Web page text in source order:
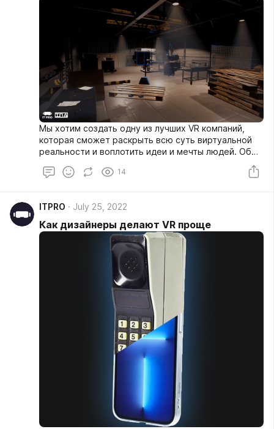
Мы хотим создать одну из лучших VR компаний,
которая сможет раскрыть всю суть виртуальной
реальности и воплотить идеи и мечты людей. Об
14
ITPRO July 25, 2022
Как дизайнеры делают VR проще